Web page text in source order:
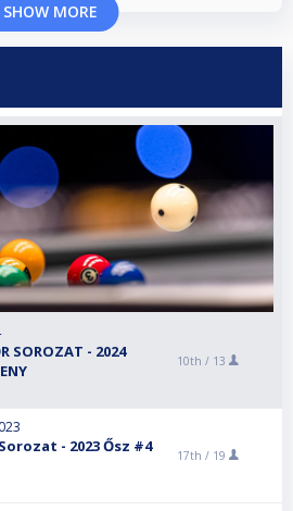
SHOW MORE
SOROZAT - 2024
10th / 13
- 2023 Ősz #4
17th / 19